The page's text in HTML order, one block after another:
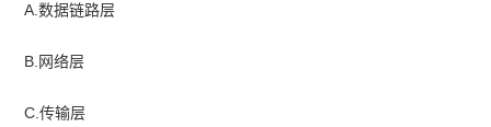
A.数据链路层
B.网络层
C.传输层